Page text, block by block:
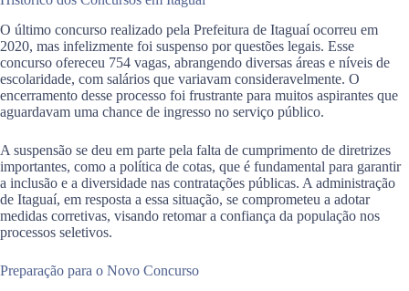
O último concurso realizado pela Prefeitura de Itaguaí ocorreu em
2020, mas infelizmente foi suspenso por questões legais. Esse
concurso ofereceu 754 vagas, abrangendo diversas áreas e níveis de
escolaridade, com salários que variavam consideravelmente. O
encerramento desse processo foi frustrante para muitos aspirantes que
aguardavam uma chance de ingresso no serviço público.
A suspensão se deu em parte pela falta de cumprimento de diretrizes
importantes, como a política de cotas, que é fundamental para garantir
a inclusão e a diversidade nas contratações públicas. A administração
de Itaguaí, em resposta a essa situação, se comprometeu a adotar
medidas corretivas, visando retomar a confiança da população nos
processos seletivos.
Preparação para o Novo Concurso